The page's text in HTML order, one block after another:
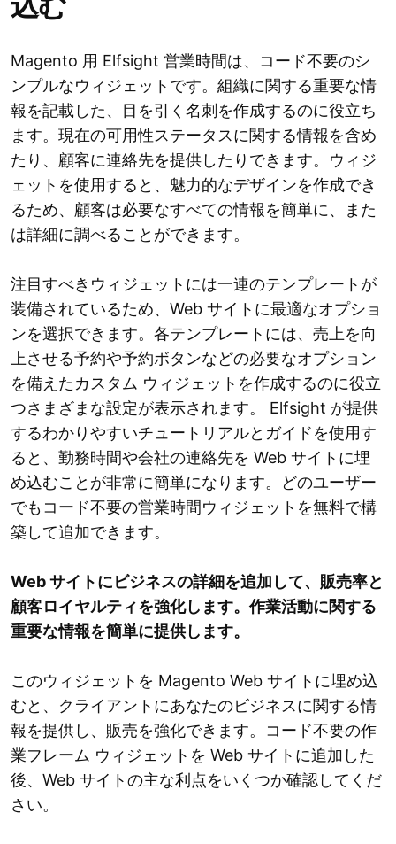
Magento 用 Elfsight 営業時間は、コード不要のシ
ンプルなウィジェットです。組織に関する重要な情
報を記載した、目を引く名刺を作成するのに役立ち
ます。現在の可用性ステータスに関する情報を含め
たり、顧客に連絡先を提供したりできます。ウィジ
ェットを使用すると、魅力的なデザインを作成でき
るため、顧客は必要なすべての情報を簡単に、また
は詳細に調べることができます。
注目すべきウィジェットには一連のテンプレートが
装備されているため、Web サイトに最適なオプショ
ンを選択できます。各テンプレートには、売上を向
上させる予約や予約ボタンなどの必要なオプション
を備えたカスタム ウィジェットを作成するのに役立
つさまざまな設定が表示されます。 Elfsight が提供
するわかりやすいチュートリアルとガイドを使用す
ると、勤務時間や会社の連絡先を Web サイトに埋
め込むことが非常に簡単になります。どのユーザー
でもコード不要の営業時間ウィジェットを無料で構
築して追加できます。
Web サイトにビジネスの詳細を追加して、販売率と
顧客ロイヤルティを強化します。作業活動に関する
重要な情報を簡単に提供します。
このウィジェットを Magento Web サイトに埋め込
むと、クライアントにあなたのビジネスに関する情
報を提供し、販売を強化できます。コード不要の作
業フレーム ウィジェットを Web サイトに追加した
後、Web サイトの主な利点をいくつか確認してくだ
さい。